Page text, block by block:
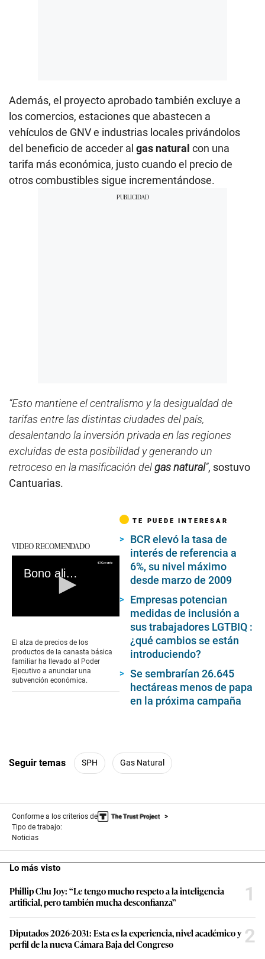
Además, el proyecto aprobado también excluye a
los comercios, estaciones que abastecen a
vehículos de GNV e industrias locales privándolos
del beneficio de acceder al gas natural con una
tarifa más económica, justo cuando el precio de
otros combustibles sigue incrementándose.
“Esto mantiene el centralismo y la desigualdad de
tarifas entre las distintas ciudades del país,
desalentando la inversión privada en las regiones
excluidas de esta posibilidad y generando un
retroceso en la masificación delgas natural”, sostuvo
Cantuarias.
VIDEO RECOMENDADO
Bono alimentario 2022: ¿Qué es, quiénes serán los beneficiarios y cuál será el monto?
of
0
seconds
El alza de precios de los
productos de la canasta básica
familiar ha llevado al Poder
Ejecutivo a anunciar una
subvención económica.
TE PUEDE INTERESAR
BCR elevó la tasa de
interés de referencia a
6%, su nivel máximo
desde marzo de 2009
Empresas potencian
medidas de inclusión a
sus trabajadores LGTBIQ :
¿qué cambios se están
introduciendo?
Se sembrarían 26.645
hectáreas menos de papa
en la próxima campaña
Seguir temas SPH Gas Natural
Conforme a los criterios de
Tipo de trabajo:
Noticias
Lo más visto
Phillip Chu Joy: “Le tengo mucho respeto a la inteligencia
artificial, pero también mucha desconfianza”
1
Diputados 2026-2031: Esta es la experiencia, nivel académico y
perfil de la nueva Cámara Baja del Congreso
2